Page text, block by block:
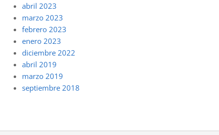
abril 2023
marzo 2023
febrero 2023
enero 2023
diciembre 2022
abril 2019
marzo 2019
septiembre 2018